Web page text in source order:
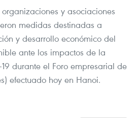
y asociaciones
medidas destinadas a
y desarrollo económico del
ante los impactos de la
durante el Foro empresarial de
efectuado hoy en Hanoi.